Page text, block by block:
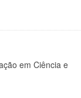
em Ciência e